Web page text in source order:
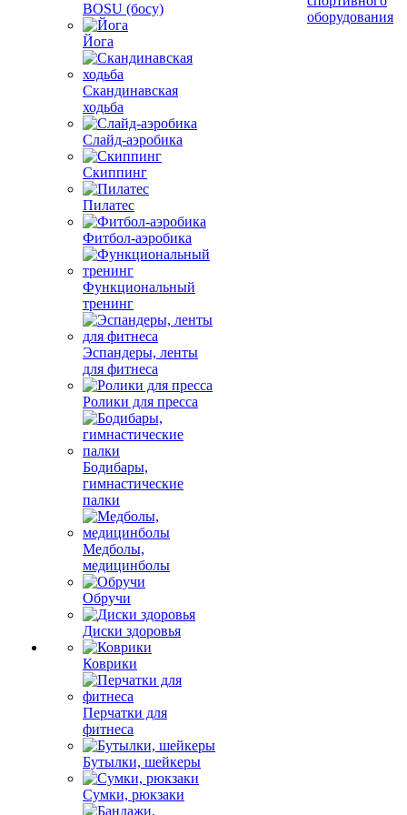
BOSU (босу)
Йога
Скандинавская
ходьба
Слайд-аэробика
Скиппинг
Пилатес
Фитбол-аэробика
Функциональный
тренинг
Эспандеры, ленты
для фитнеса
Ролики для пресса
Бодибары,
гимнастические
палки
Медболы,
медицинболы
Обручи
Диски здоровья
Коврики
Перчатки для
фитнеса
Бутылки, шейкеры
Сумки, рюкзаки
оборудования